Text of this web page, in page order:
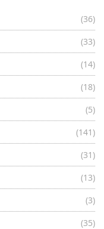
(36)
(33)
(14)
(18)
(5)
(141)
(31)
(13)
(3)
(35)